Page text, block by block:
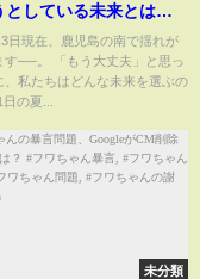
している未来とは？
群発地震──“赤いオーロ
の異常行動【都市伝説
ー】
日現在、鹿児島の南で揺れが
す──。 「もう大丈夫」と思っ
、私たちはどんな未来を選ぶの
の夏...
未分類